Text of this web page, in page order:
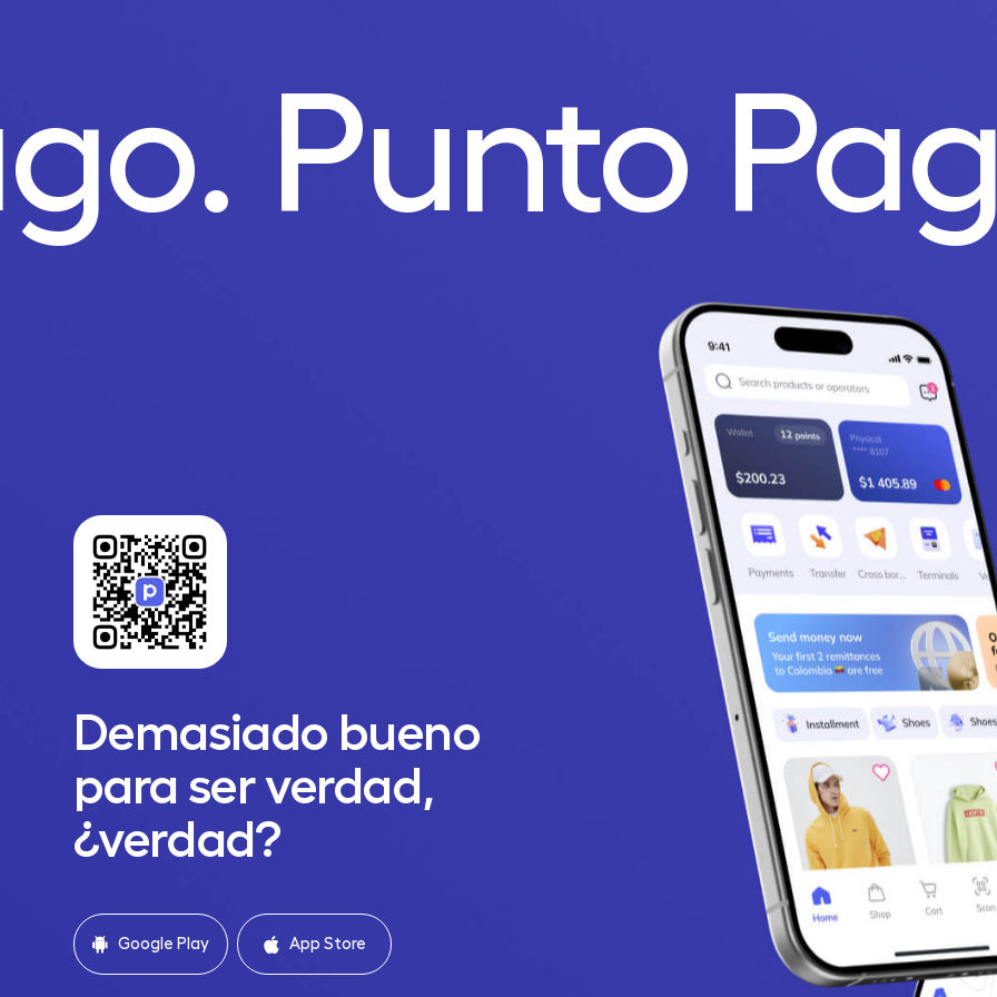
Punto
Demasiado bueno
para ser verdad,
¿verdad?
Google Play App Store